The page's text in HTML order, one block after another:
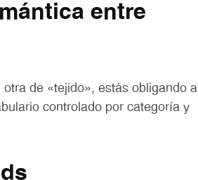
entre
de «tejido», estás obligando al
controlado por categoría y